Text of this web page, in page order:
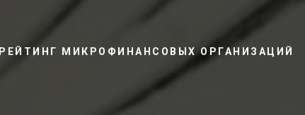
РЕЙТИНГ МИКРОФИНАНСОВЫХ ОРГАНИЗАЦИЙ